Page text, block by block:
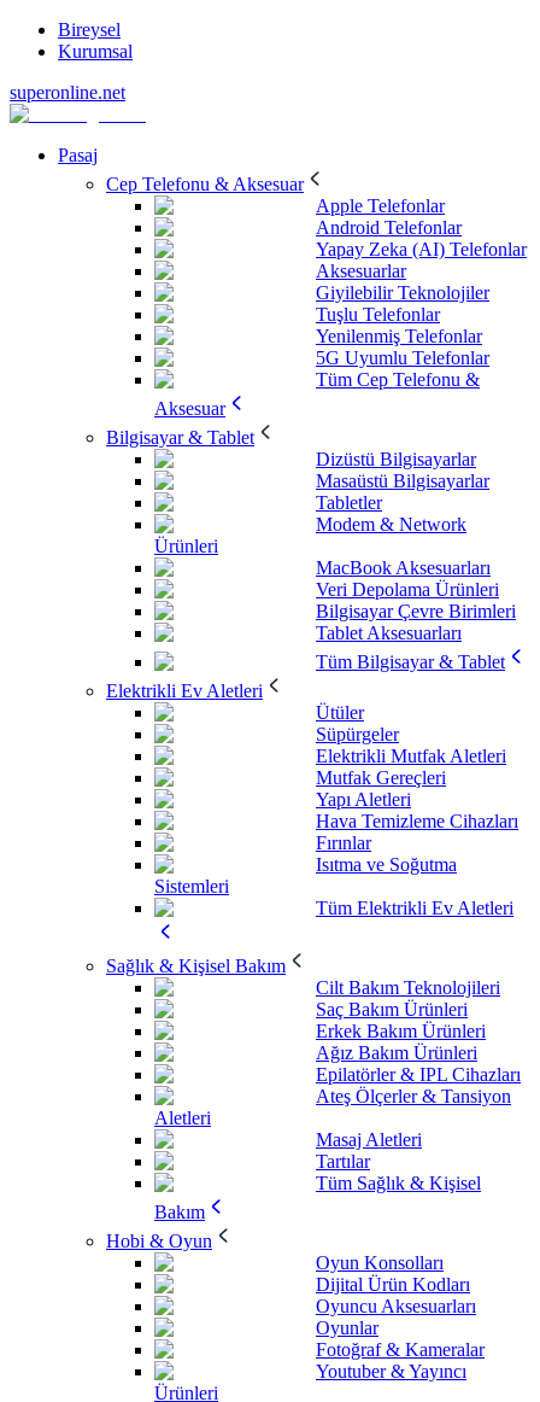
Bireysel
Kurumsal
superonline.net
Pasaj
Cep Telefonu & Aksesuar
Apple Telefonlar
Android Telefonlar
Yapay Zeka (AI) Telefonlar
Aksesuarlar
Giyilebilir Teknolojiler
Tuşlu Telefonlar
Yenilenmiş Telefonlar
5G Uyumlu Telefonlar
Tüm Cep Telefonu &
Aksesuar
Bilgisayar & Tablet
Dizüstü Bilgisayarlar
Masaüstü Bilgisayarlar
Tabletler
Modem & Network
Ürünleri
MacBook Aksesuarları
Veri Depolama Ürünleri
Bilgisayar Çevre Birimleri
Tablet Aksesuarları
Tüm Bilgisayar & Tablet
Elektrikli Ev Aletleri
Ütüler
Süpürgeler
Elektrikli Mutfak Aletleri
Mutfak Gereçleri
Yapı Aletleri
Hava Temizleme Cihazları
Fırınlar
Isıtma ve Soğutma
Sistemleri
Tüm Elektrikli Ev Aletleri
Sağlık & Kişisel Bakım
Cilt Bakım Teknolojileri
Saç Bakım Ürünleri
Erkek Bakım Ürünleri
Ağız Bakım Ürünleri
Epilatörler & IPL Cihazları
Ateş Ölçerler & Tansiyon
Aletleri
Masaj Aletleri
Tartılar
Tüm Sağlık & Kişisel
Bakım
Hobi & Oyun
Oyun Konsolları
Dijital Ürün Kodları
Oyuncu Aksesuarları
Oyunlar
Fotoğraf & Kameralar
Youtuber & Yayıncı
Ürünleri